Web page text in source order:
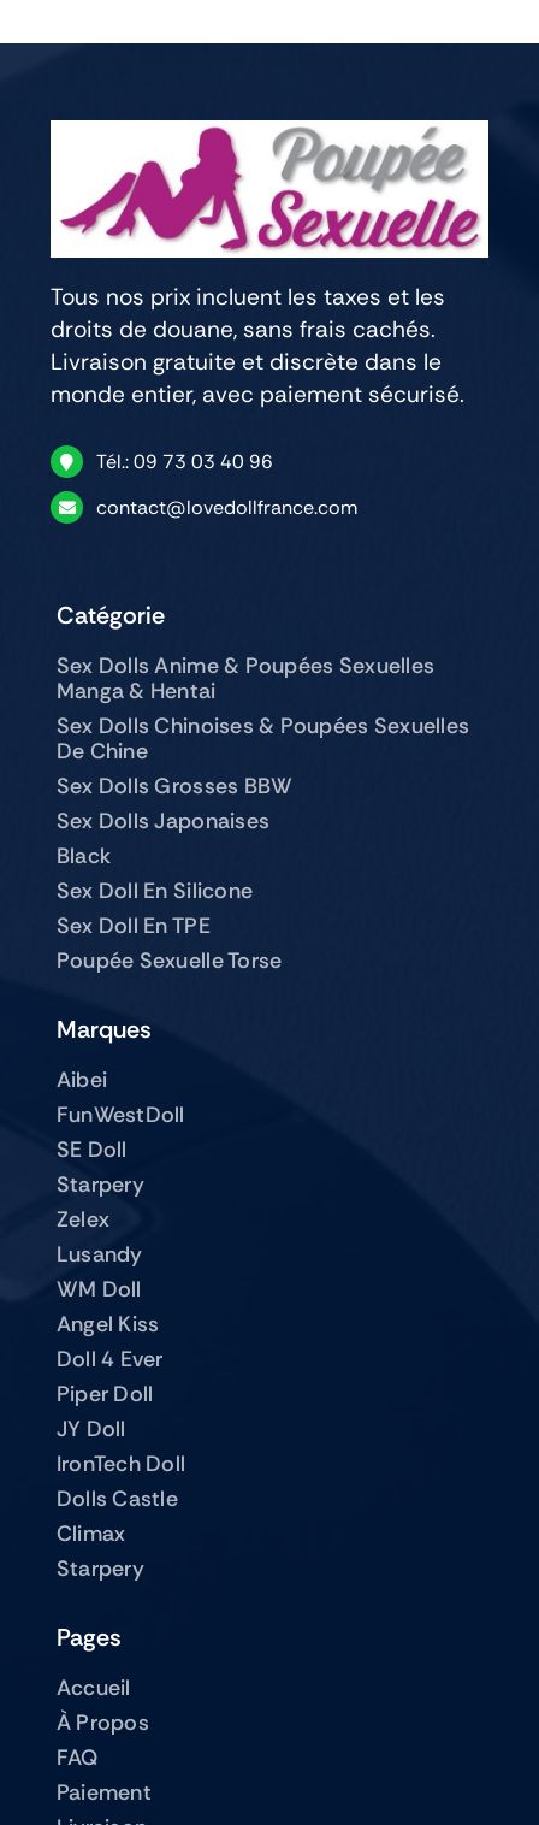
Tous nos prix incluent les taxes et les
droits de douane, sans frais cachés.
Livraison gratuite et discrète dans le
monde entier, avec paiement sécurisé.
Tél.: 09 73 03 40 96
contact@lovedollfrance.com
Catégorie
Sex Dolls Anime & Poupées Sexuelles
Manga & Hentai
Sex Dolls Chinoises & Poupées Sexuelles
De Chine
Sex Dolls Grosses BBW
Sex Dolls Japonaises
Black
Sex Doll En Silicone
Sex Doll En TPE
Poupée Sexuelle Torse
Marques
Aibei
FunWestDoll
SE Doll
Starpery
Zelex
Lusandy
WM Doll
Angel Kiss
Doll 4 Ever
Piper Doll
JY Doll
IronTech Doll
Dolls Castle
Climax
Starpery
Pages
Accueil
À Propos
FAQ
Paiement